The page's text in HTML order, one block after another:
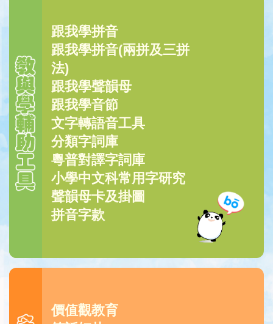
跟我學拼音
跟我學拼音(兩拼及三拼
法)
跟我學聲韻母
跟我學音節
文字轉語音工具
分類字詞庫
粵普對譯字詞庫
小學中文科常用字研究
聲韻母卡及掛圖
拼音字款
價值觀教育